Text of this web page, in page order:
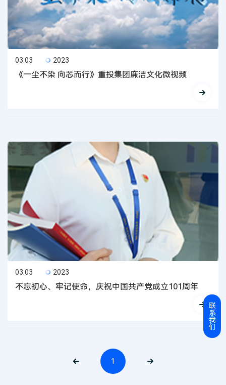
03.03 2023
《一尘不染 向芯而行》重投集团廉洁文化微视频
03.03 2023
不忘初心、牢记使命，庆祝中国共产党成立101周年
1
联
系
我
们